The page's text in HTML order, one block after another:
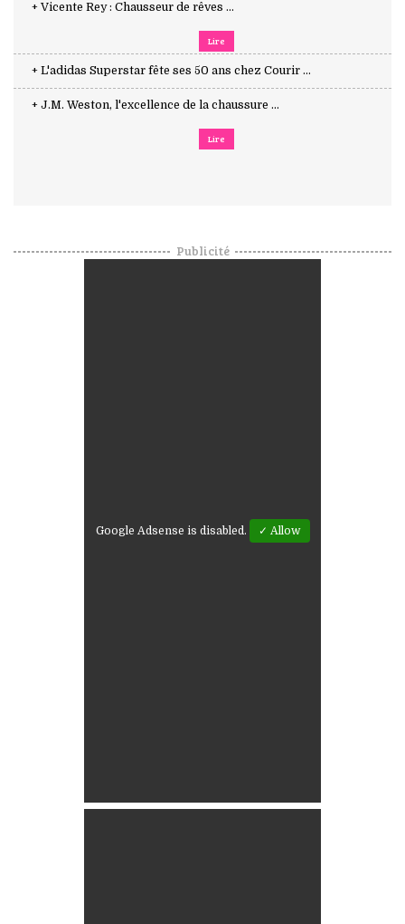
+ Vicente Rey : Chausseur de rêves ...
Lire
+ L'adidas Superstar fête ses 50 ans chez Courir ...
+ J.M. Weston, l'excellence de la chaussure ...
Lire
Publicité
Google Adsense is disabled. ✓ Allow